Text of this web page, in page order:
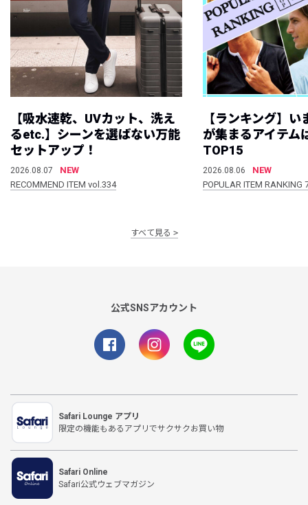
【吸水速乾、UVカット、洗え
るetc.】シーンを選ばない万能
セットアップ！
2026.08.07
NEW
RECOMMEND ITEM vol.334
【ランキング】
が集まるアイテム
TOP15
2026.08.06
NEW
POPULAR ITEM
すべて見る
公式SNSアカウント
Safari Lounge アプリ
限定の機能もあるアプリでサクサクお買い物
Safari Online
Safari公式ウェブマガジン